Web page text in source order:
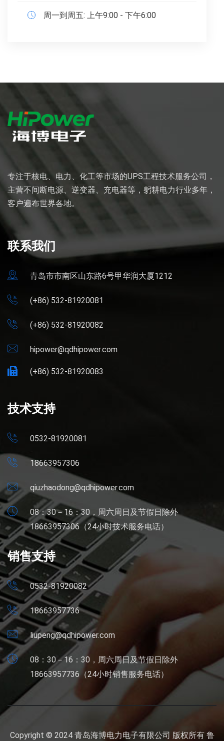
周一到周五: 上午9:00 - 下午6:00
专注于核电、电力、化工等市场的UPS工程技术服务公司，
主营不间断电源、逆变器、充电器等，躬耕电力行业多年，
客户遍布世界各地。
联系我们
青岛市市南区山东路6号甲华润大厦1212
(+86) 532-81920081
(+86) 532-81920082
hipower@qdhipower.com
(+86) 532-81920083
技术支持
0532-81920081
18663957306
qiuzhaodong@qdhipower.com
08：30－16：30，周六周日及节假日除外
18663957306（24小时技术服务电话）
销售支持
0532-81920082
18663957736
liupeng@qdhipower.com
08：30－16：30，周六周日及节假日除外
18663957736（24小时销售服务电话）
Copyright © 2024 青岛海博电力电子有限公司 版权所有 鲁